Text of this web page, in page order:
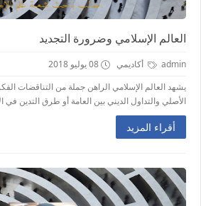
العالم الإسلامي وضرورة التجديد
admin أكاديمي
08 يوليو 2018
يشهد العالم الإسلامي الراهن جملة من التناقضات
الأصلي والتداول الديني بين العامة أو طرق التدين في
أقراء المزيد